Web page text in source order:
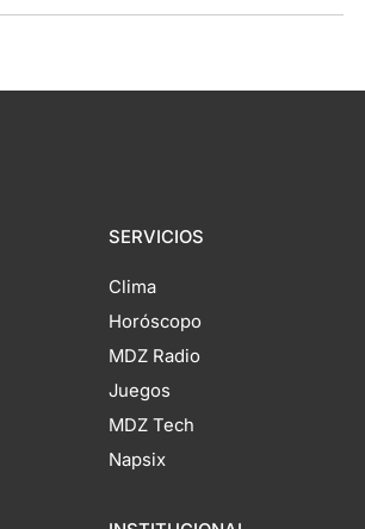
SERVICIOS
Clima
Horóscopo
MDZ Radio
Juegos
MDZ Tech
Napsix